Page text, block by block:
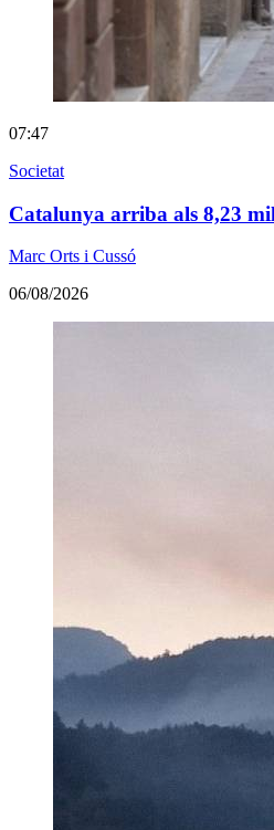
07:47
Societat
Catalunya arriba als 8,23
Marc Orts i Cussó
06/08/2026